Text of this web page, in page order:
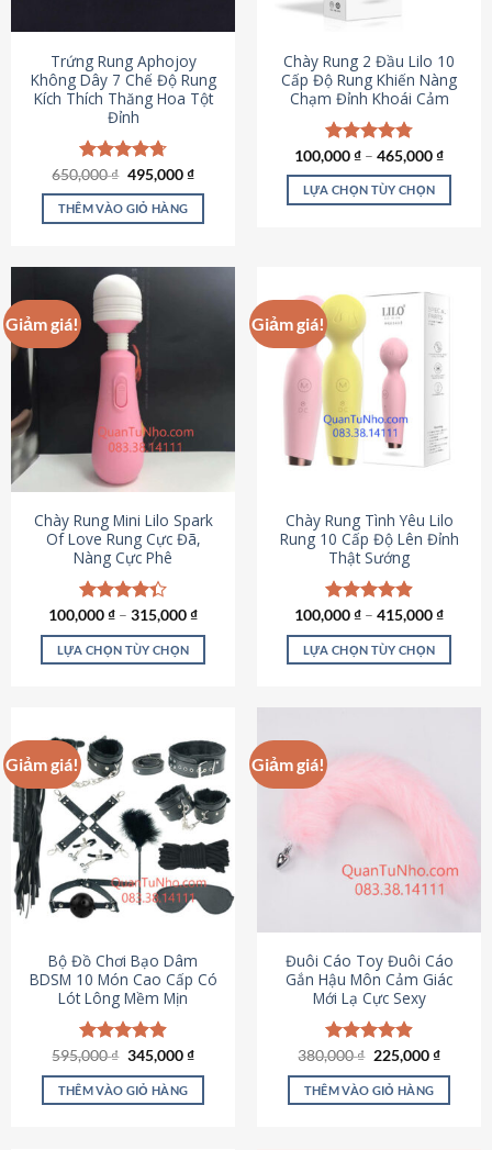
Trứng Rung Aphojoy
Không Dây 7 Chế Độ Rung
Kích Thích Thăng Hoa Tột
Đỉnh
Được xếp
hạng4.72
5 sao
650,000₫ Giá
là:
650,000 ₫.
495,000₫Giá
tại
495,000 ₫.
THÊM VÀO GIỎ HÀNG
Chày Rung 2 Đầu Lilo 10
Cấp Độ Rung Khiến Nàng
Chạm Đỉnh Khoái Cảm
Được xếp
hạng4.80
5 sao
100,000₫ – 465,000₫
LỰA CHỌN TÙY CHỌN
nhiều
biến
thể.
Các
chọn
thể
chọn
trên
trang
sản
phẩm
Giảm giá!
Chày Rung Mini Lilo Spark
Of Love Rung Cực Đã,
Nàng Cực Phê
Được xếp
hạng4.33
5 sao
100,000₫ – 315,000₫
LỰA CHỌN TÙY CHỌN
có
nhiều
biến
thể.
Các
tùy
chọn
có
chọn
trên
trang
sản
phẩm
Giảm giá!
Chày Rung Tình Yêu Lilo
Rung 10 Cấp Độ Lên Đỉnh
Thật Sướng
Được xếp
hạng4.94
5 sao
100,000₫ – 415,000₫
LỰA CHỌN TÙY CHỌN
biến
thể.
chọn
chọn
trên
trang
sản
phẩm
Giảm giá!
Bộ Đồ Chơi Bạo Dâm
BDSM 10 Món Cao Cấp Có
Lót Lông Mềm Mịn
Được xếp
hạng4.88
5 sao
595,000₫ Giá
là:
595,000 ₫.
345,000₫Giá
tại
THÊM VÀO GIỎ HÀNG
Giảm giá!
Đuôi Cáo Toy Đuôi Cáo
Gắn Hậu Môn Cảm Giác
Mới Lạ Cực Sexy
Được xếp
hạng4.88
5 sao
380,000₫ Giá
là:
380,000 ₫.
225,000₫Giá
tại
THÊM VÀO GIỎ HÀNG